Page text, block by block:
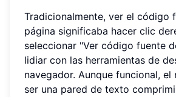
Tradicionalmente, ver el código
página significaba hacer clic
seleccionar "Ver código fuente
lidiar con las herramientas de
navegador. Aunque funcional, el
ser una pared de texto